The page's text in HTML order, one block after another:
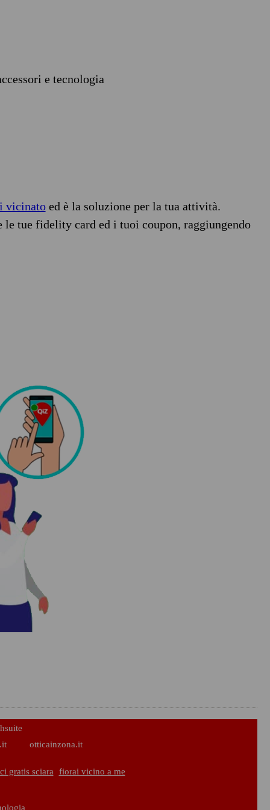
e tecnologia
vicinatoed è la soluzione per la tua attività.
tue fidelity card ed i tuoi coupon, raggiungendo
otticainzona.it
gratis sciara fiorai vicino a me